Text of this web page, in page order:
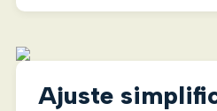
Ajuste